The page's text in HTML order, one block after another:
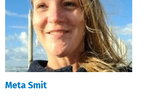
Meta Smit